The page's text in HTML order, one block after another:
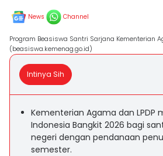
News Channel
Program Beasiswa Santri Sarjana Kementerian
(beasiswa.kemenag.go.id)
Intinya Sih
Kementerian Agama dan LPDP
Indonesia Bangkit 2026 bagi
negeri dengan pendanaan
semester.